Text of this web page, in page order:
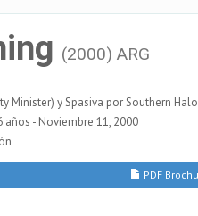
(2000) ARG
Minister) y Spasiva por Southern Halo
años - Noviembre 11, 2000
PDF